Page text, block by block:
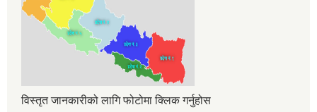
विस्तृत जानकारीको लागि फोटोमा क्लिक गर्नुहोस